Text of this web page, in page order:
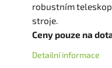
robustním
stroje.
Ceny pouze na
Detailní informace